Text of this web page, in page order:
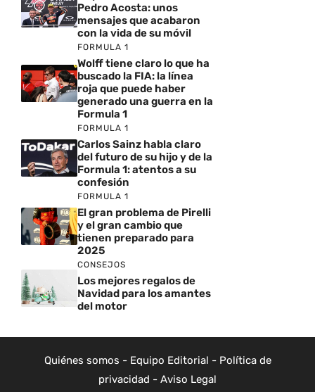
Pedro Acosta: unos
mensajes que acabaron
con la vida de su móvil
FORMULA 1
Wolff tiene claro lo que ha
buscado la FIA: la línea
roja que puede haber
generado una guerra en la
Formula 1
FORMULA 1
Carlos Sainz habla claro
del futuro de su hijo y de la
Formula 1: atentos a su
confesión
FORMULA 1
El gran problema de Pirelli
y el gran cambio que
tienen preparado para
2025
CONSEJOS
Los mejores regalos de
Navidad para los amantes
del motor
Quiénes somos - Equipo Editorial - Política de
privacidad - Aviso Legal